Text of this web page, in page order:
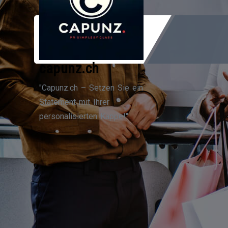
Zum
Inhalt
capunz.ch
"Capunz.ch – Setzen Sie ein
Statement mit Ihrer
personalisierten Kappe!"